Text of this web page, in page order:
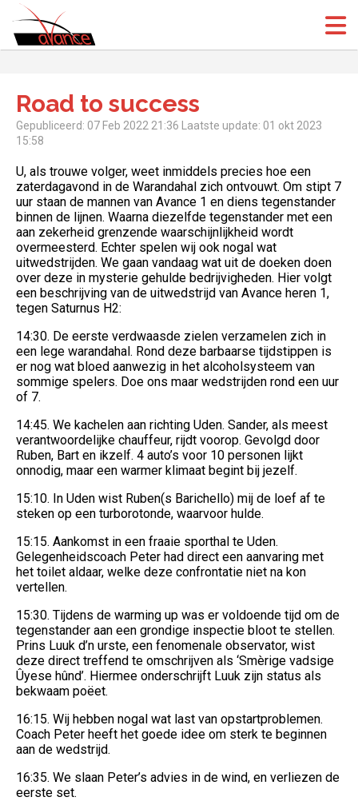
Road to success
Gepubliceerd: 07 Feb 2022 21:36
Laatste update: 01 okt 2023
15:58
U, als trouwe volger, weet inmiddels precies hoe een
zaterdagavond in de Warandahal zich ontvouwt. Om stipt 7
uur staan de mannen van Avance 1 en diens tegenstander
binnen de lijnen. Waarna diezelfde tegenstander met een
aan zekerheid grenzende waarschijnlijkheid wordt
overmeesterd. Echter spelen wij ook nogal wat
uitwedstrijden. We gaan vandaag wat uit de doeken doen
over deze in mysterie gehulde bedrijvigheden. Hier volgt
een beschrijving van de uitwedstrijd van Avance heren 1,
tegen Saturnus H2:
14:30. De eerste verdwaasde zielen verzamelen zich in
een lege warandahal. Rond deze barbaarse tijdstippen is
er nog wat bloed aanwezig in het alcoholsysteem van
sommige spelers. Doe ons maar wedstrijden rond een uur
of 7.
14:45. We kachelen aan richting Uden. Sander, als meest
verantwoordelijke chauffeur, rijdt voorop. Gevolgd door
Ruben, Bart en ikzelf. 4 auto’s voor 10 personen lijkt
onnodig, maar een warmer klimaat begint bij jezelf.
15:10. In Uden wist Ruben(s Barichello) mij de loef af te
steken op een turborotonde, waarvoor hulde.
15:15. Aankomst in een fraaie sporthal te Uden.
Gelegenheidscoach Peter had direct een aanvaring met
het toilet aldaar, welke deze confrontatie niet na kon
vertellen.
15:30. Tijdens de warming up was er voldoende tijd om de
tegenstander aan een grondige inspectie bloot te stellen.
Prins Luuk d’n urste, een fenomenale observator, wist
deze direct treffend te omschrijven als ‘Smèrige vadsige
Ûyese hûnd’. Hiermee onderschrijft Luuk zijn status als
bekwaam poëet.
16:15. Wij hebben nogal wat last van opstartproblemen.
Coach Peter heeft het goede idee om sterk te beginnen
aan de wedstrijd.
16:35. We slaan Peter’s advies in de wind, en verliezen de
eerste set.